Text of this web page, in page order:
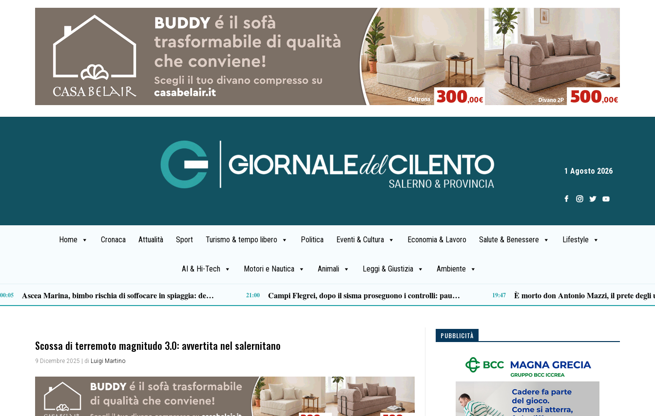
1 Agosto 2026
Home Cronaca Attualità Sport Turismo & tempo libero Politica Eventi & Cultura Economia & Lavoro Salute & Benessere Lifestyle
AI & Hi-Tech Motori e Nautica Animali Leggi & Giustizia Ambiente
Milan in lutto, addio a Franco Baresi: il commosso saluto del club 13:53 Castellabate, Spinelli e Di Luccia uniscono le forze in vista delle comunali 2027 13:32 Ascea, Pietro D’Angiolillo: «La nuova giunta guarda al futuro, con gli occhi del passato» 13:11
Scossa di terremoto magnitudo 3.0: avvertita nel salernitano
9 Dicembre 2025 | di Luigi Martino
PUBBLICITÀ